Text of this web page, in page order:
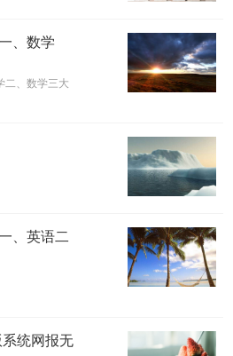
、数学
、数学三大
、英语二
统网报无